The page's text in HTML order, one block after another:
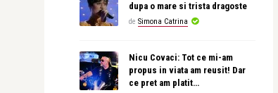
dupa o mare si trista dragoste
de Simona Catrina
Nicu Covaci: Tot ce mi-am
propus in viata am reusit! Dar
ce pret am platit…